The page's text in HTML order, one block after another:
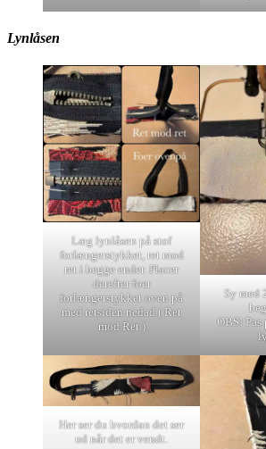
Lynlåsen
Læg lynlåsen på stof
forlængerstykket, ret mod
ret i begge ender. Placer
derefter foer
forlængerstykket oven på
med retsiden nedad ( Ret
mod Ret )
Sy med
OBS! Pas
Her ser du hvordan det ser
ud når det er vendt.